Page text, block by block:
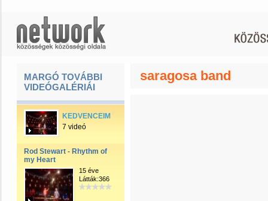
MARGÓ TOVÁBBI
VIDEÓGALÉRIÁI
KEDVENCEIM
7 videó
Rod Stewart - Rhythm of
my Heart
15 éve
Látták:366
saragosa band